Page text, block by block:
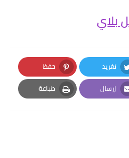
بلاي
تغريد
Twitter
حفظ
Pinterest
إرسال
Email
طباعة
Print